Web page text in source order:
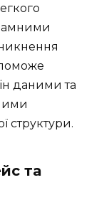
даними та
структури.
та